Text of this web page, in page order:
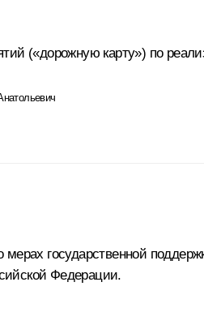
(«дорожную карту») по
государственной
Федерации.